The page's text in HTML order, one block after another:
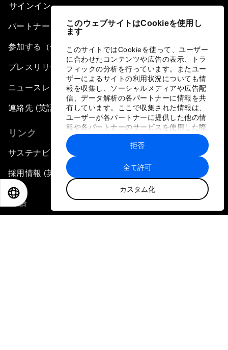
このウェブサイトはCookieを使用し
ます
このサイトではCookieを使って、ユーザー
に合わせたコンテンツや広告の表示、トラ
フィックの分析を行っています。またユー
ザーによるサイトの利用状況についても情
報を収集し、ソーシャルメディアや広告配
信、データ解析の各パートナーに情報を共
有しています。ここで収集された情報は、
ユーザーが各パートナーに提供した他の情
報や各パートナーのサービスを使用した際
に収集された情報と組み合わされ、各パー
トナーによって使用されることがありま
す。
全て許可
カスタム化
拒否
サインイン
パートナー（組織）について
参加する（個人、組織）
プレスリリース登録
ニュースレター購読
連絡先 (英語のみ)
リンク
サステナビリティへの取り組み
採用情報 (英語のみ)
言語